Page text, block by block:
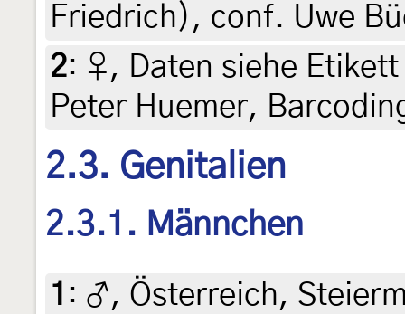
Friedrich), conf. Uwe
2: ♀, Daten siehe
Peter Huemer,
2.3. Genitalien
2.3.1. Männchen
1 : ♂, Österreich,